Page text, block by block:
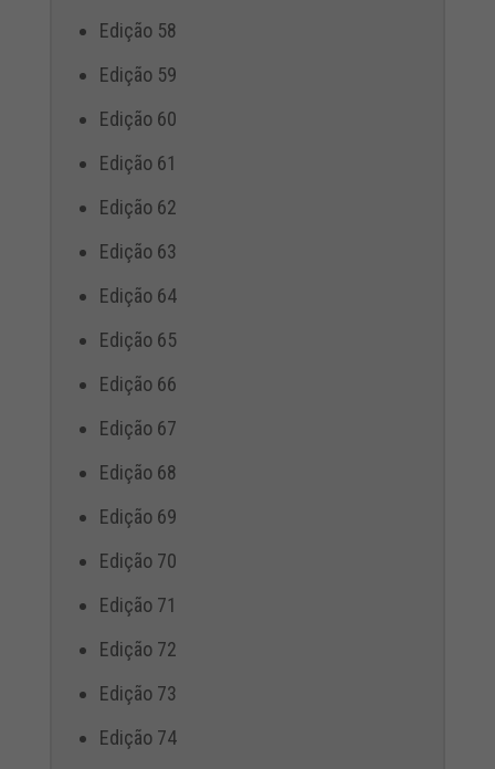
Edição 58
Edição 59
Edição 60
Edição 61
Edição 62
Edição 63
Edição 64
Edição 65
Edição 66
Edição 67
Edição 68
Edição 69
Edição 70
Edição 71
Edição 72
Edição 73
Edição 74